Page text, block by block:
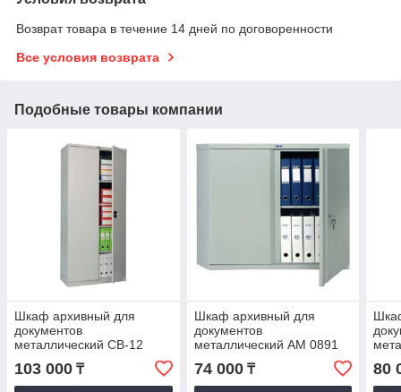
Возврат товара в течение 14 дней по договоренности
Все условия возврата
Подобные товары компании
Шкаф архивный для
документов
металлический CB-12
Практик, шкаф
металлический
103 000 ₸
Шкаф архивный для
документов
металлический АМ 0891
74 000₸ 80